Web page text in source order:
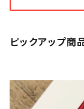
ピックアップ商